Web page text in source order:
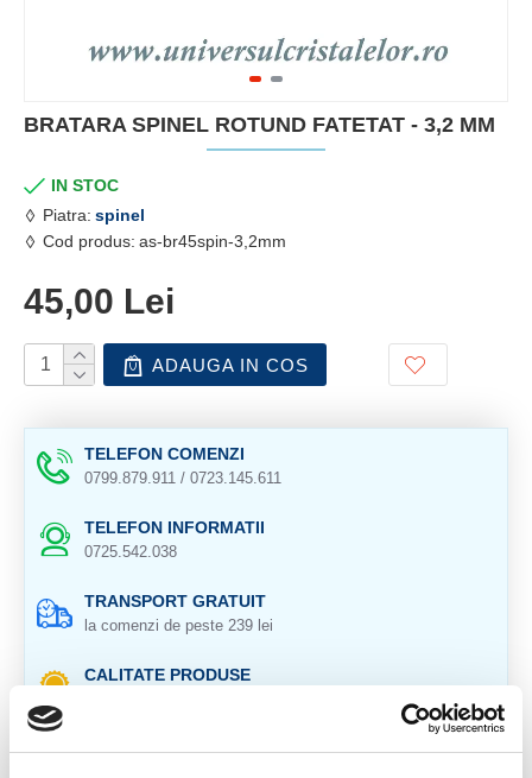
BRATARA SPINEL ROTUND FATETAT - 3,2 MM
IN STOC
Piatra: spinel
Cod produs: as-br45spin-3,2mm
45,00 Lei
ADAUGA IN COS
TELEFON COMENZI
0799.879.911 / 0723.145.611
TELEFON INFORMATII
0725.542.038
TRANSPORT GRATUIT
la comenzi de peste 239 lei
CALITATE PRODUSE
RETURNARE PRODUSE